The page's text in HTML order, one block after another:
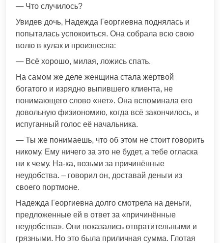
— Что случилось?
Увидев дочь, Надежда Георгиевна поднялась и
попыталась успокоиться. Она собрала всю свою
волю в кулак и произнесла:
— Всё хорошо, милая, ложись спать.
На самом же деле женщина стала жертвой
богатого и изрядно выпившего клиента, не
понимающего слово «нет». Она вспоминала его
довольную физиономию, когда всё закончилось, и
испуганный голос её начальника.
— Ты же понимаешь, что об этом не стоит говорить
никому. Ему ничего за это не будет, а тебе огласка
ни к чему. На-ка, возьми за причинённые
неудобства. – говорил он, доставай деньги из
своего портмоне.
Надежда Георгиевна долго смотрела на деньги,
предложенные ей в ответ за «причинённые
неудобства». Они показались отвратительными и
грязными. Но это была приличная сумма. Глотая